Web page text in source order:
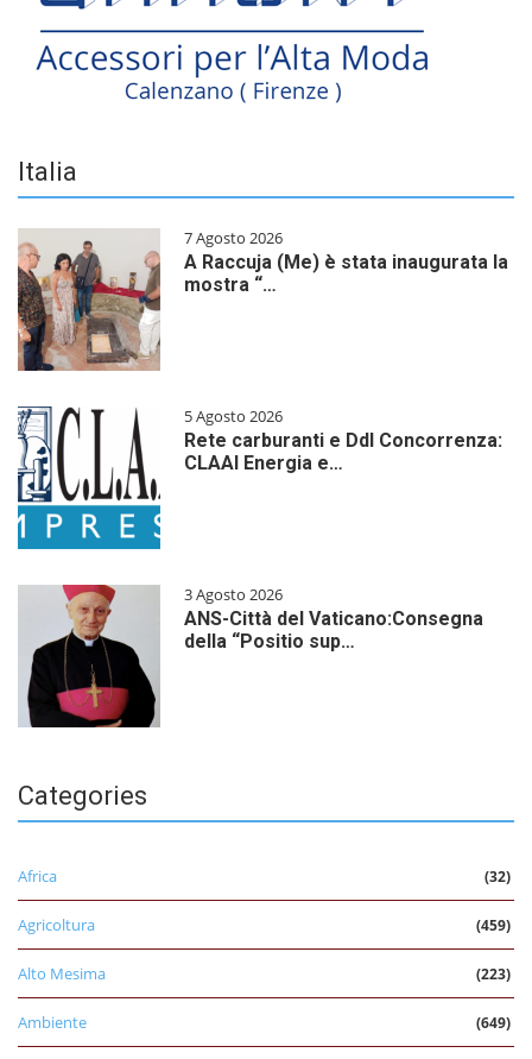
Italia
7 Agosto 2026
A Raccuja (Me) è stata inaugurata la
mostra “…
5 Agosto 2026
Rete carburanti e Ddl Concorrenza:
CLAAI Energia e…
3 Agosto 2026
ANS-Città del Vaticano:Consegna
della “Positio sup…
Categories
Africa (32)
Agricoltura (459)
Alto Mesima (223)
Ambiente (649)